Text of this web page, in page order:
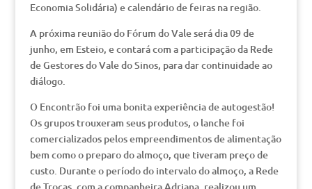
Economia Solidária) e calendário de feiras na região.
A próxima reunião do Fórum do Vale será dia 09 de
junho, em Esteio, e contará com a participação da Rede
de Gestores do Vale do Sinos, para dar continuidade ao
diálogo.
O Encontrão foi uma bonita experiência de autogestão!
Os grupos trouxeram seus produtos, o lanche foi
comercializados pelos empreendimentos de alimentação
bem como o preparo do almoço, que tiveram preço de
custo. Durante o período do intervalo do almoço, a Rede